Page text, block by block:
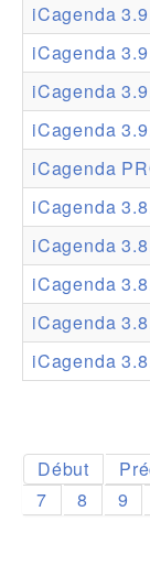
Ressources
Addons
Theme Packs
Translation
Support
Forum
Support
iCagenda
iCagenda
iCagenda
iCagenda
iCagenda
iCagenda
iCagenda
iCagenda
iCagenda
iCagenda
Début
7
8 9